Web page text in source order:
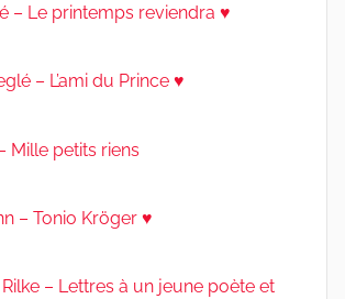
– Le printemps reviendra ♥
– L’ami du Prince ♥
Mille petits riens
– Tonio Kröger ♥
Rilke – Lettres à un jeune poète et